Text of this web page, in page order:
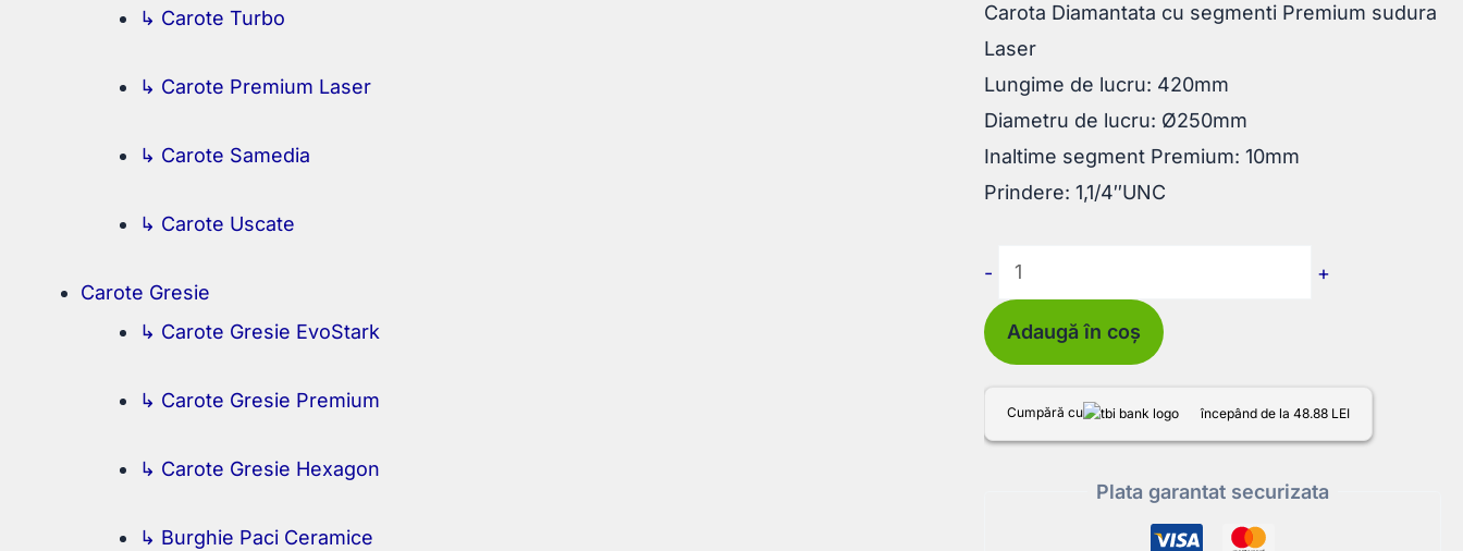
↳ Carote Turbo
↳ Carote Premium Laser
↳ Carote Samedia
↳ Carote Uscate
Carote Gresie
↳ Carote Gresie EvoStark
↳ Carote Gresie Premium
↳ Carote Gresie Hexagon
↳ Burghie Paci Ceramice
Carota Diamantata cu segmenti Premium sudura
Laser
Lungime de lucru: 420mm
Diametru de lucru: Ø250mm
Inaltime segment Premium: 10mm
Prindere: 1,1/4″UNC
-
Cantitate
Carota
Diamantata
cu
segmenti
Premium
+
Adaugă în coș
Cumpără cu începând de la 48.88 LEI
Plata garantat securizata